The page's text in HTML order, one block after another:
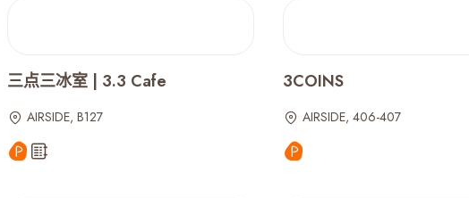
三点三冰室 | 3.3 Cafe
AIRSIDE, B127
3COINS
AIRSIDE, 406-407